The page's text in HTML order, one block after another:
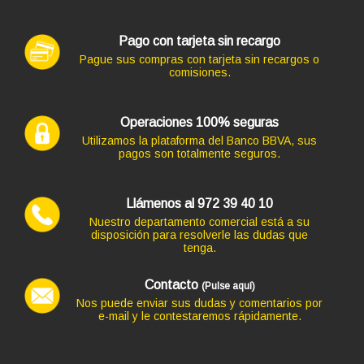
procesador CORE I5-8500 4.10 GHZ (8ª Generación),
memoria DDR4, Salidas gráficas: HDMI+DP
268,62 €
Código: 7408
Pago con tarjeta sin recargo
Pague sus compras con tarjeta sin recargos o
comisiones.
Operaciones 100% seguras
Utilizamos la plataforma del Banco BBVA, sus
pagos son totalmente seguros.
Llámenos al 972 39 40 10
Nuestro departamento comercial está a su
disposición para resolverle las dudas que
tenga.
Contacto (Pulse aquí)
Nos puede enviar sus dudas y comentarios por
e-mail y le contestaremos rápidamente.